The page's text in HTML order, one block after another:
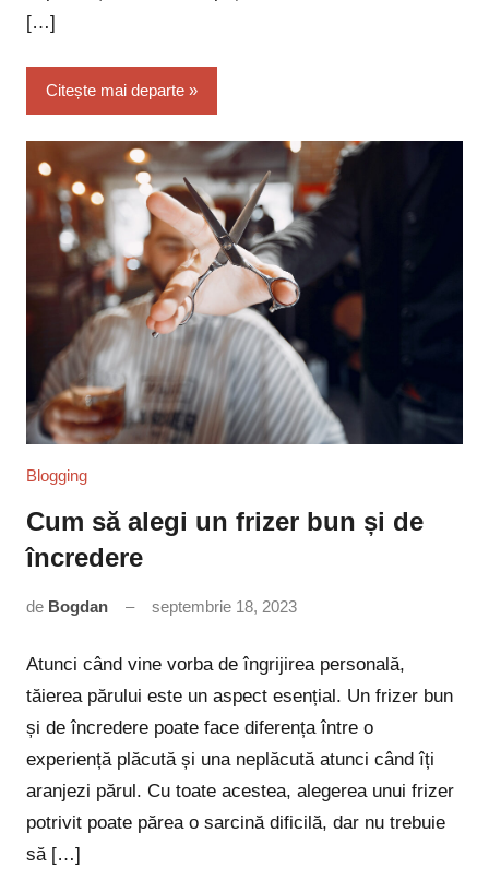
[…]
Citește mai departe
Blogging
Cum să alegi un frizer bun și de
încredere
de Bogdan septembrie 18, 2023
Atunci când vine vorba de îngrijirea personală,
tăierea părului este un aspect esențial. Un frizer bun
și de încredere poate face diferența între o
experiență plăcută și una neplăcută atunci când îți
aranjezi părul. Cu toate acestea, alegerea unui frizer
potrivit poate părea o sarcină dificilă, dar nu trebuie
să […]